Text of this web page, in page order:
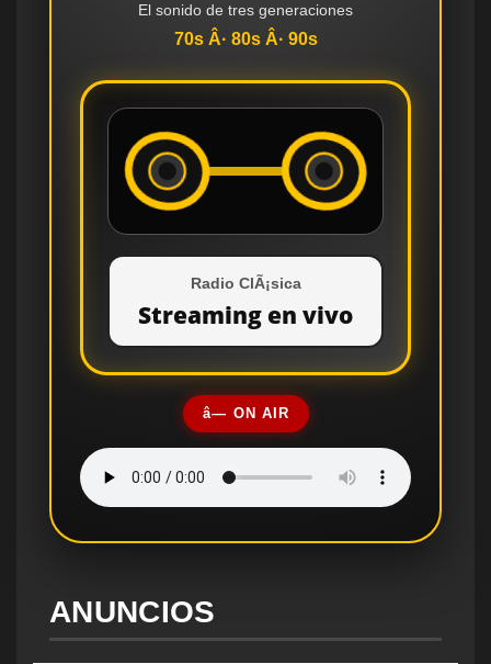
El sonido de tres generaciones
70s Â· 80s Â· 90s
Radio ClÃ¡sica
Streaming en vivo
â— ON AIR
ANUNCIOS